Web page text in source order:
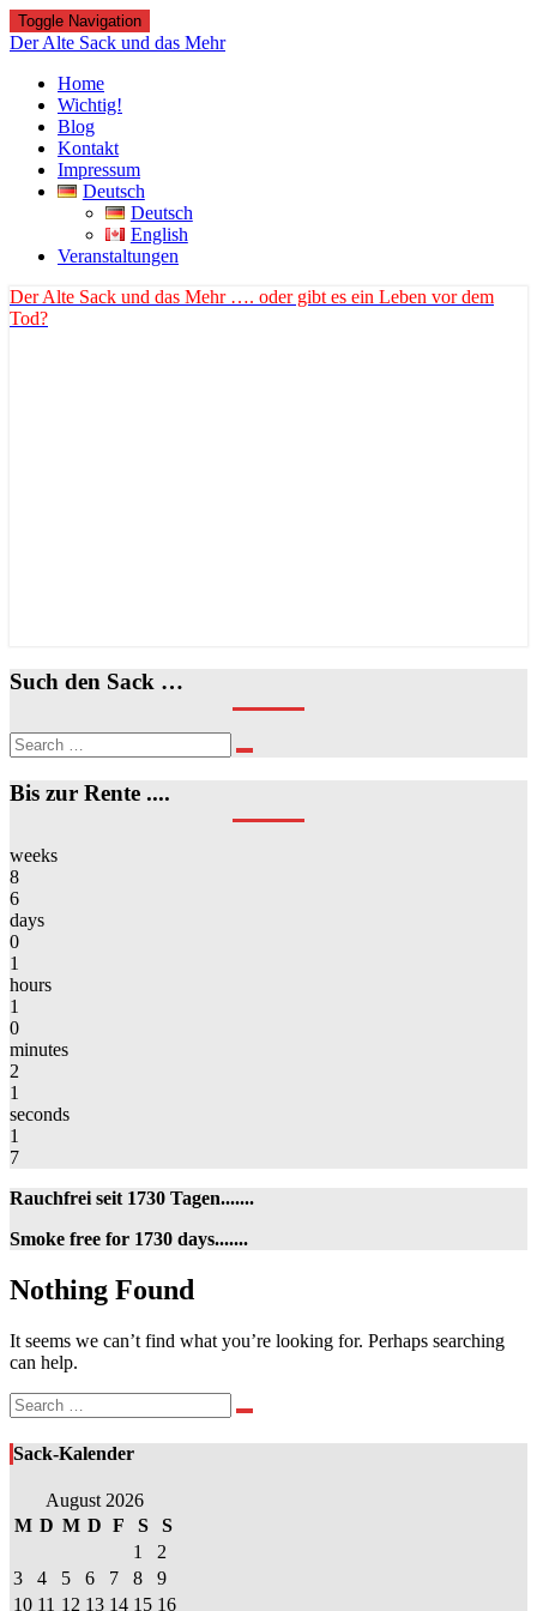
Toggle Navigation
Der Alte Sack und das Mehr
Home
Wichtig!
Blog
Kontakt
Impressum
Deutsch
Deutsch
English
Veranstaltungen
Der Alte Sack und das Mehr …. oder gibt es ein Leben vor dem
Tod?
Such den Sack …
Search
for:
Search
Bis zur Rente ....
weeks
8
6
days
0
1
hours
1
0
minutes
2
1
seconds
1
7
Rauchfrei seit 1730 Tagen.......
Smoke free for 1730 days.......
Nothing
Found
Nothing Found
It seems we can’t find what you’re looking for. Perhaps searching
can help.
Search
for:
Search
Sack-Kalender
August 2026
M D M D F S
S
1
2
3
4 5 6 7 8
9
10 11 12 13 14 15 16